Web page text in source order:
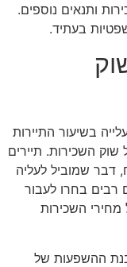
ותנאים נוספים.
בעתיד.
בשיעור התיירות
השכירות. תיירים
דבר שמוביל לעליה
רבים בחרו לעבור
השכירות
ההשפעות של